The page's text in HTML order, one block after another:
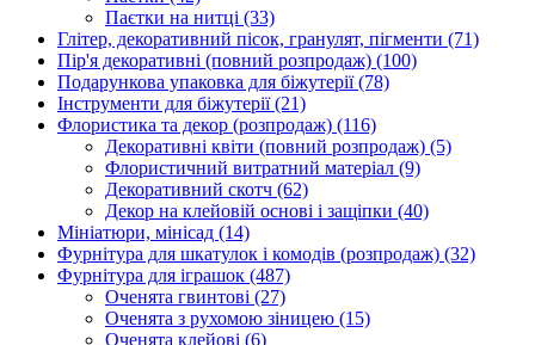
Паєтки на нитці (33)
Глітер, декоративний пісок, гранулят, пігменти (71)
Пір'я декоративні (повний розпродаж) (100)
Подарункова упаковка для біжутерії(78)
Інструменти для біжутерії(21)
Флористика та декор (розпродаж) (116)
Декоративні квіти (повний розпродаж) (5)
Флористичний витратний матеріал (9)
Декоративний скотч (62)
Декор на клейовій основі і защіпки (40)
Мініатюри, мінісад (14)
Фурнітура для шкатулок і комодів (розпродаж) (32)
Фурнітура для іграшок (487)
Оченята гвинтові (27)
Оченята з рухомою зіницею (15)
Оченята клейові (6)